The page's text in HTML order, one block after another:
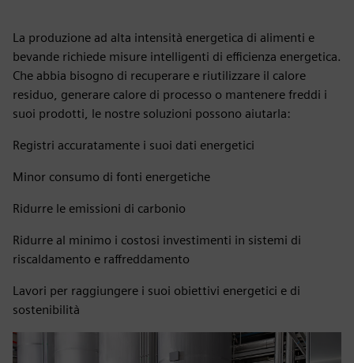
La produzione ad alta intensità energetica di alimenti e
bevande richiede misure intelligenti di efficienza energetica.
Che abbia bisogno di recuperare e riutilizzare il calore
residuo, generare calore di processo o mantenere freddi i
suoi prodotti, le nostre soluzioni possono aiutarla:
Registri accuratamente i suoi dati energetici
Minor consumo di fonti energetiche
Ridurre le emissioni di carbonio
Ridurre al minimo i costosi investimenti in sistemi di
riscaldamento e raffreddamento
Lavori per raggiungere i suoi obiettivi energetici e di
sostenibilità